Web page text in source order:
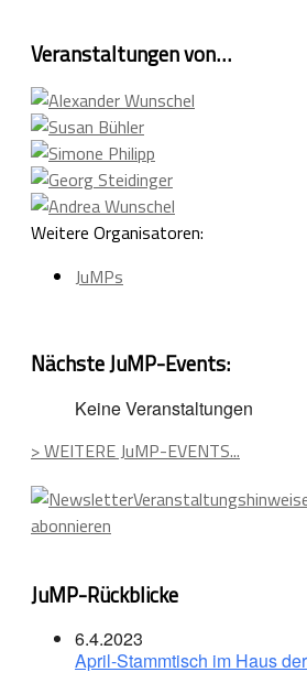
Veranstaltungen von…
Weitere Organisatoren:
JuMPs
Nächste JuMP-Events:
Keine Veranstaltungen
> WEITERE JuMP-EVENTS...
abonnieren
JuMP-Rückblicke
6.4.2023
April-Stammtisch im Haus